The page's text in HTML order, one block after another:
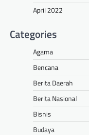
April 2022
Categories
Agama
Bencana
Berita Daerah
Berita Nasional
Bisnis
Budaya